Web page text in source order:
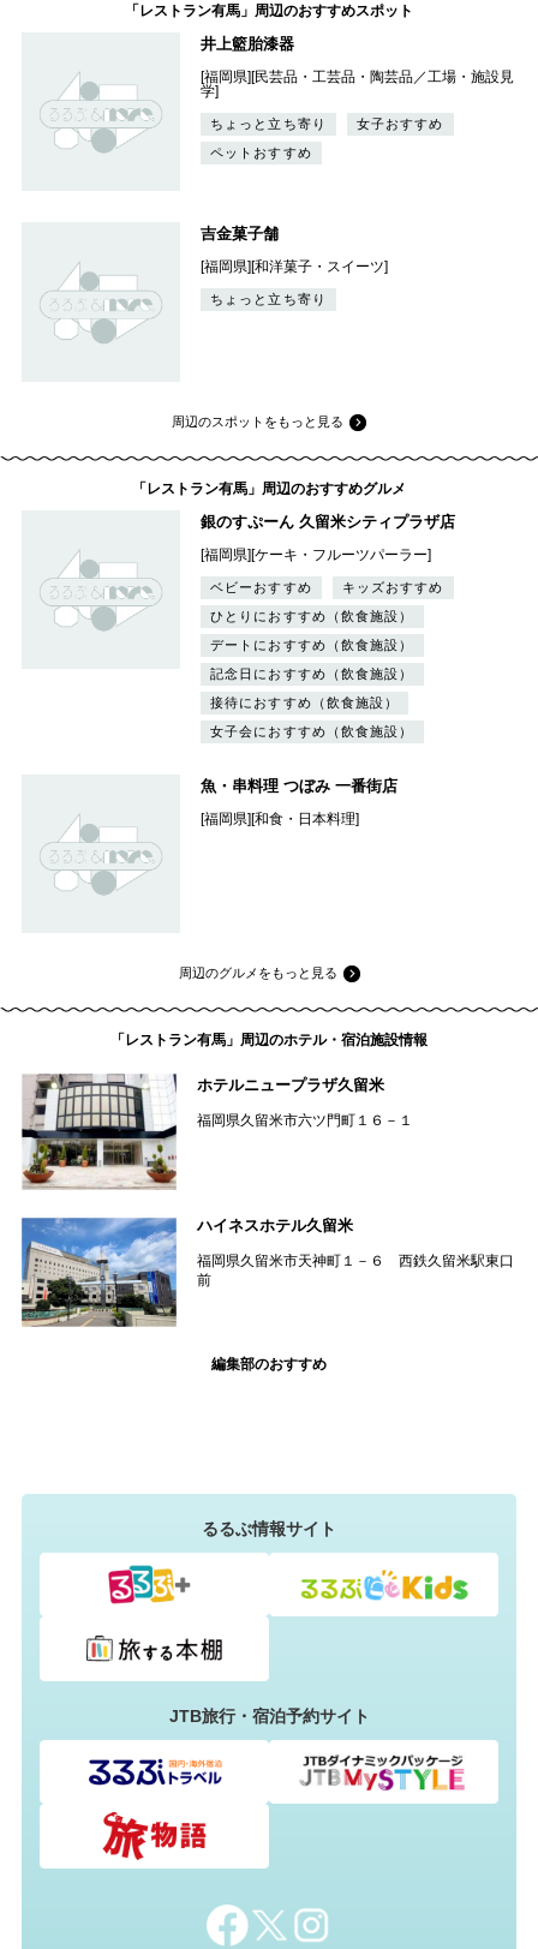
「レストラン有馬」周辺のおすすめスポット
井上籃胎漆器
[福岡県][民芸品・工芸品・陶芸品／工場・施設見
学]
ちょっと立ち寄り
女子おすすめ
ペットおすすめ
吉金菓子舗
[福岡県][和洋菓子・スイーツ]
ちょっと立ち寄り
周辺のスポットをもっと見る
「レストラン有馬」周辺のおすすめグルメ
銀のすぷーん 久留米シティプラザ店
[福岡県][ケーキ・フルーツパーラー]
ベビーおすすめ
キッズおすすめ
ひとりにおすすめ（飲食施設）
デートにおすすめ（飲食施設）
記念日におすすめ（飲食施設）
接待におすすめ（飲食施設）
女子会におすすめ（飲食施設）
魚・串料理 つぼみ 一番街店
[福岡県][和食・日本料理]
周辺のグルメをもっと見る
「レストラン有馬」周辺のホテル・宿泊施設情報
ホテルニュープラザ久留米
福岡県久留米市六ツ門町１６－１
ハイネスホテル久留米
福岡県久留米市天神町１－６ 西鉄久留米駅東口
前
編集部のおすすめ
るるぶ情報サイト
JTB旅行・宿泊予約サイト